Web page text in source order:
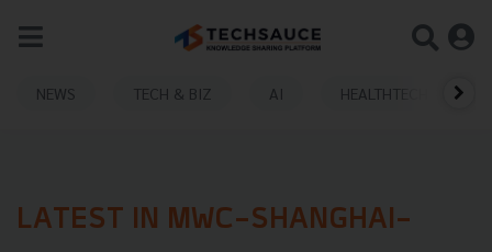
NEWS TECH & BIZ AI HEALTHTECH
LATEST IN MWC-SHANGHAI-